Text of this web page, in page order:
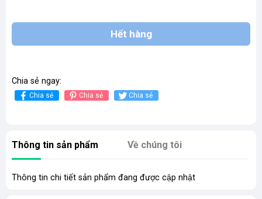
Hết hàng
Chia sẻ ngay:
Chia sẻ Chia sẻ Chia sẻ
Thông tin sản phẩm Về chúng tôi
Thông tin chi tiết sản phẩm đang được cập nhật